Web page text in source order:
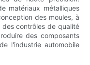
matériaux métalliques
des moules, à
contrôles de qualité
des composants
l'industrie automobile